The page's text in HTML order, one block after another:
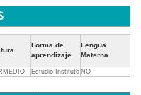
Forma de
aprendizaje
Lengua
Materna
Estudio Instituto NO